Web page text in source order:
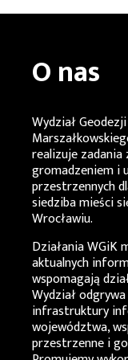
O nas
Wydział
realizuje
gromadzeniem i
przestrzennych
siedziba mieści
Wrocławiu.
DziałaniaWGiK
aktualnych
wspomagają
Wydział
infrastruktury
województwa,
przestrzenne i